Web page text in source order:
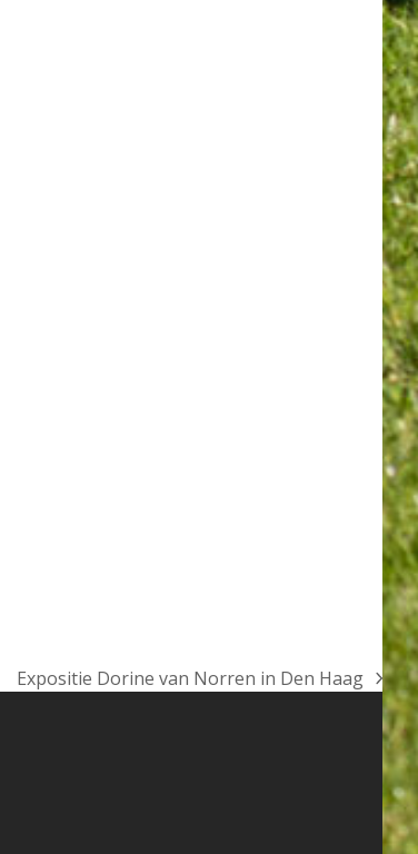
next
Expositie Dorine van Norren in Den Haag